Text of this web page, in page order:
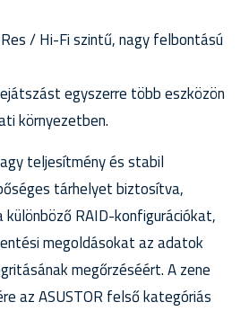
/ Hi-Fi szintű, nagy felbontású
egyszerre több eszközön
környezetben.
teljesítmény és stabil
tárhelyet biztosítva,
RAID-konfigurációkat,
megoldásokat az adatok
megőrzéséért. A zene
az ASUSTOR felső kategóriás